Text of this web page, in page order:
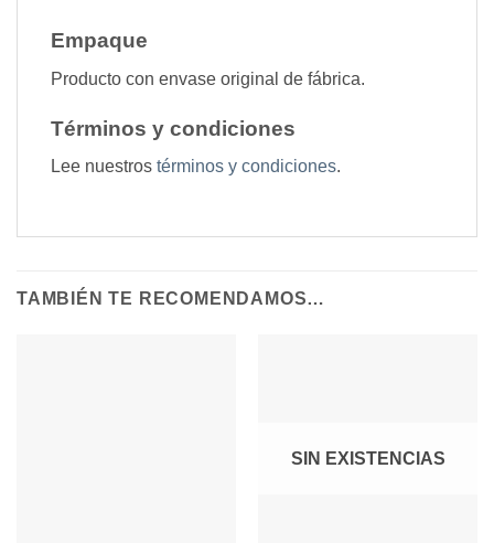
Empaque
Producto con envase original de fábrica.
Términos y condiciones
Lee nuestros términos y condiciones.
TAMBIÉN TE RECOMENDAMOS…
SIN EXISTENCIAS